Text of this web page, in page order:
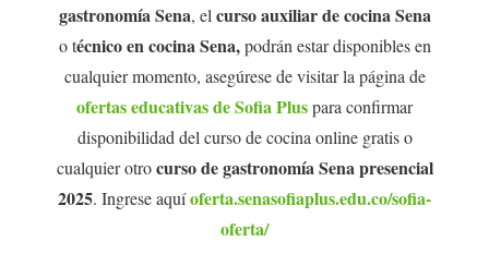
gastronomía Sena, el curso auxiliar de cocina Sena
o técnico en cocina Sena,podrán estar disponibles en
cualquier momento, asegúrese de visitar la página de
ofertas educativas de Sofia Pluspara confirmar
disponibilidad del curso de cocina online gratis o
cualquier otrocurso de gastronomía Sena presencial
2025. Ingrese aquíoferta.senasofiaplus.edu.co/sofia-
oferta/